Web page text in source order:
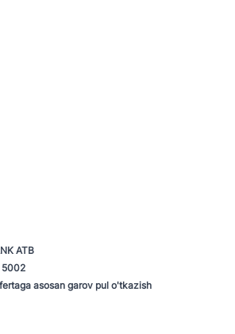
ATB
asosan garov pul o'tkazish